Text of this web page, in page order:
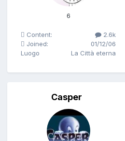
6
Content:
2.6k
Joined:
01/12/06
Luogo
La Città eterna
Casper